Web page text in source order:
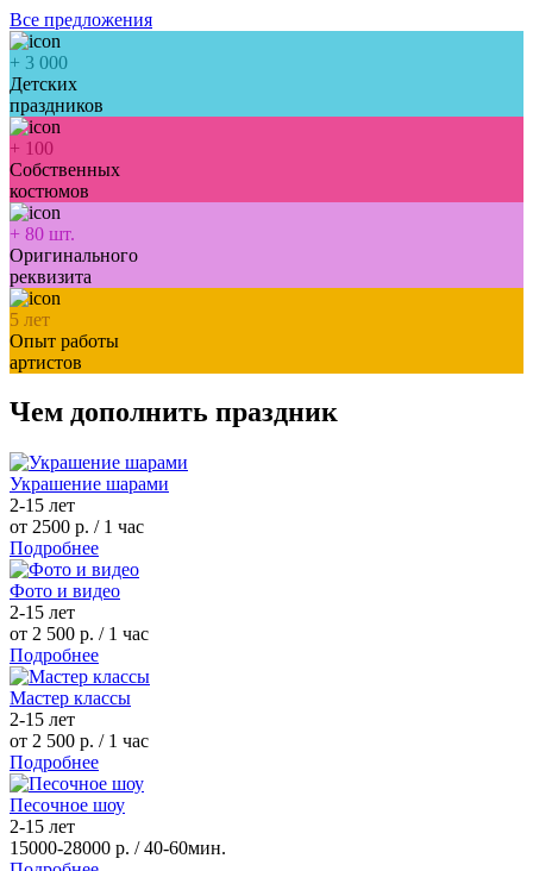
Все предложения
+ 3 000
Детских
праздников
+ 100
Собственных
костюмов
+ 80 шт.
Оригинального
реквизита
5 лет
Опыт работы
артистов
Чем дополнить праздник
Украшение шарами
2-15 лет
от 2500 р. / 1 час
Подробнее
Фото и видео
2-15 лет
от 2 500 р. / 1 час
Подробнее
Мастер классы
2-15 лет
от 2 500 р. / 1 час
Подробнее
Песочное шоу
2-15 лет
15000-28000 р. / 40-60мин.